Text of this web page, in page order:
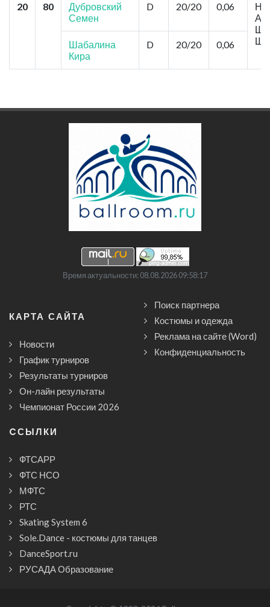
20 80
Дубровский
Семен
D 20/20 0,06
Шабалина
Кира
D 20/20 0,06
Время актуальности: 08.08.2026 09:58:17
КАРТА САЙТА
Новости
График турниров
Результаты турниров
Он-лайн результаты
Чемпионат России 2026
Поиск партнера
Костюмы и одежда
Реклама на сайте (Word)
Конфиденциальность
CСЫЛКИ
ФТСАРР
ФТС НСО
МФТС
РТС
Skating System 6
Sole.Dance - костюмы для танцев
DanceSport.ru
РУСАДА Образование